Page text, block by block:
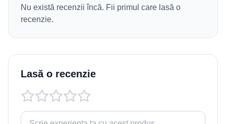
Nu există recenzii încă. Fii primul care lasă o
recenzie.
Lasă o recenzie